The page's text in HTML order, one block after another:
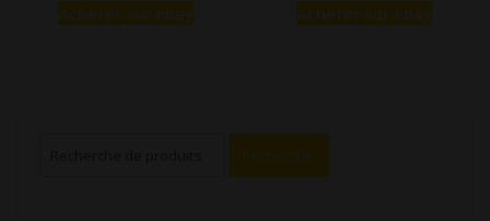
Acheter sur ebay
Acheter sur ebay
Recherche